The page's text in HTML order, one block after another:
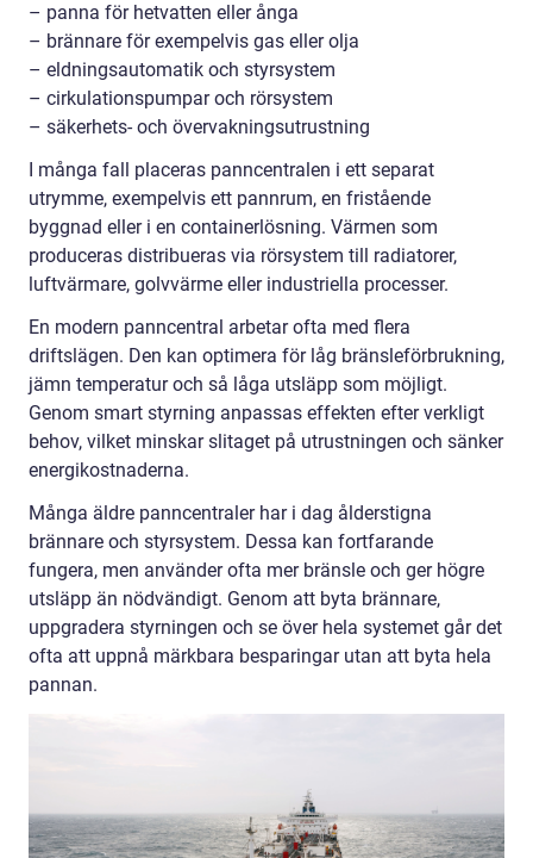
– panna för hetvatten eller ånga
– brännare för exempelvis gas eller olja
– eldningsautomatik och styrsystem
– cirkulationspumpar och rörsystem
– säkerhets- och övervakningsutrustning
I många fall placeras panncentralen i ett separat
utrymme, exempelvis ett pannrum, en fristående
byggnad eller i en containerlösning. Värmen som
produceras distribueras via rörsystem till radiatorer,
luftvärmare, golvvärme eller industriella processer.
En modern panncentral arbetar ofta med flera
driftslägen. Den kan optimera för låg bränsleförbrukning,
jämn temperatur och så låga utsläpp som möjligt.
Genom smart styrning anpassas effekten efter verkligt
behov, vilket minskar slitaget på utrustningen och sänker
energikostnaderna.
Många äldre panncentraler har i dag ålderstigna
brännare och styrsystem. Dessa kan fortfarande
fungera, men använder ofta mer bränsle och ger högre
utsläpp än nödvändigt. Genom att byta brännare,
uppgradera styrningen och se över hela systemet går det
ofta att uppnå märkbara besparingar utan att byta hela
pannan.